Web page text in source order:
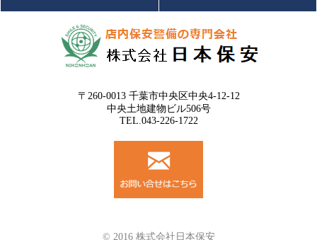
〒260-0013 千葉市中央区中央4-12-12
中央土地建物ビル506号
TEL.043-226-1722
© 2016 株式会社日本保安